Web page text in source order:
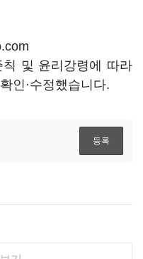
및 윤리강령에 따라
인·수정했습니다.